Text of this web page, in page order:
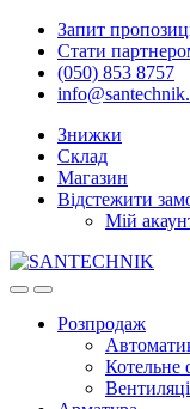
Skip
navigation
Skip
content
Запит
Стати
(050) 853 8757
Знижки
Склад
Магазин
Відстежити
Мій
OpenClose
Розпродаж
Котельне